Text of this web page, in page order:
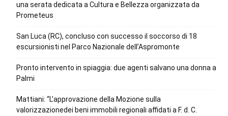
una serata dedicata a Cultura e Bellezza organizzata da
Prometeus
San Luca (RC), concluso con successo il soccorso di 18
escursionisti nel Parco Nazionale dell’Aspromonte
Pronto intervento in spiaggia: due agenti salvano una donna a
Palmi
Mattiani: “L’approvazione della Mozione sulla
valorizzazionedei beni immobili regionali affidati a F. d. C.